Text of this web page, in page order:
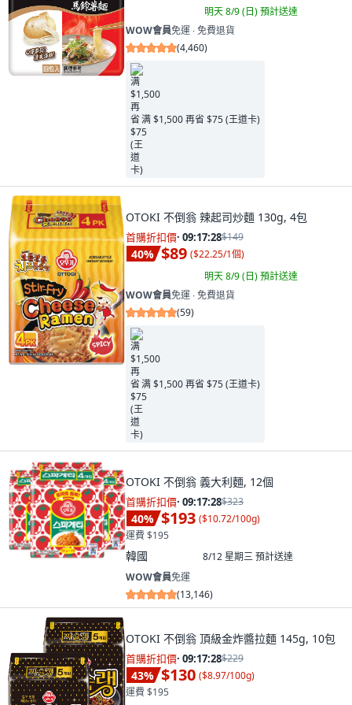
明天 8/9 (日)預計送達
WOW會員免運 ∙ 免費退貨
(4,460)
满 $1,500 再省 $75 (王道卡)
OTOKI 不倒翁 辣起司炒麵 130g, 4包
首購折扣價· 09:17:26$149
40% $89 ($22.25/1個)
明天 8/9 (日)預計送達
WOW會員免運 ∙ 免費退貨
(59)
满 $1,500 再省 $75 (王道卡)
OTOKI 不倒翁 義大利麵, 12個
首購折扣價· 09:17:26$323
40% $193 ($10.72/100g)
運費 $195
韓國 8/12 星期三預計送達
WOW會員免運
(13,146)
OTOKI 不倒翁 頂級金炸醬拉麵 145g, 10包
首購折扣價· 09:17:26$229
43% $130 ($8.97/100g)
運費 $195